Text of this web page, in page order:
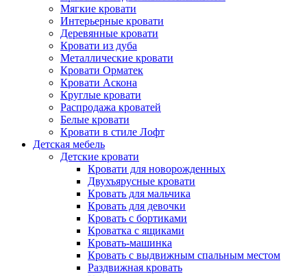
Мягкие кровати
Интерьерные кровати
Деревянные кровати
Кровати из дуба
Металлические кровати
Кровати Орматек
Кровати Аскона
Круглые кровати
Распродажа кроватей
Белые кровати
Кровати в стиле Лофт
Детская мебель
Детские кровати
Кровати для новорожденных
Двухъярусные кровати
Кровать для мальчика
Кровать для девочки
Кровать с бортиками
Кроватка с ящиками
Кровать-машинка
Кровать с выдвижным спальным местом
Раздвижная кровать